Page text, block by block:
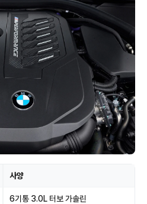
사양
6기통 3.0L 터보 가솔린